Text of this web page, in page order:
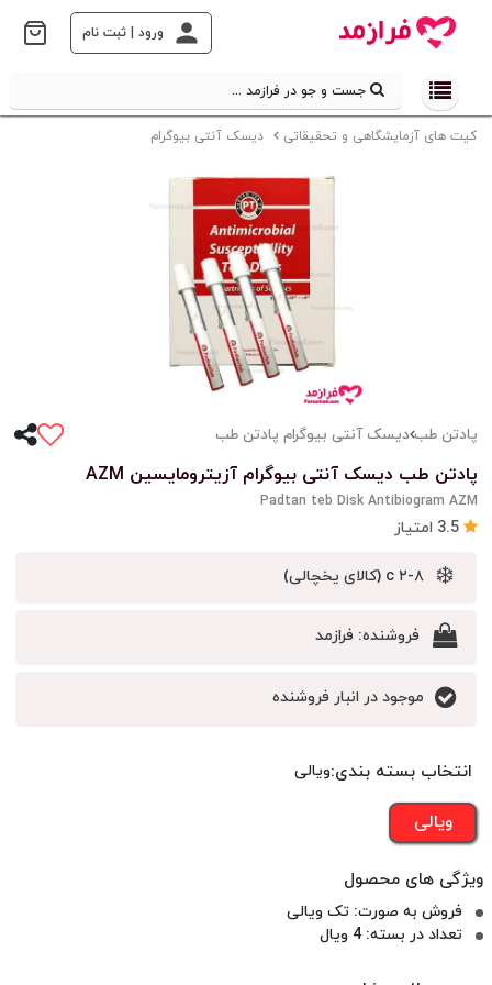
ورود | ثبت نام
جست و جو در فرازمد ...
کیت های آزمایشگاهی و تحقیقاتی دیسک آنتی بیوگرام
پادتن طب دیسک آنتی بیوگرام پادتن طب
پادتن طب دیسک آنتی بیوگرام آزیترومایسین AZM
Padtan teb Disk Antibiogram AZM
3.5 امتیاز
انتخاب بسته بندی:ویالی
ویالی
فروش به صورت: تک ویالی
تعداد در بسته: 4 ویال
❄️ c ۲-۸ (کالای یخچالی)
فروشنده: فرازمد
موجود در انبار فروشنده